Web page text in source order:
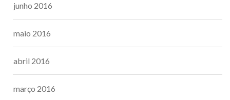
junho 2016
maio 2016
abril 2016
março 2016